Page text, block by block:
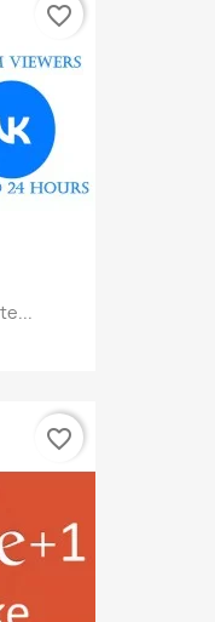
favorite_border
favorite_border